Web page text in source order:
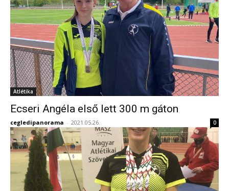
Atlétika
Ecseri Angéla első lett 300 m gáton
cegledipanorama - 2021.05.26. 0